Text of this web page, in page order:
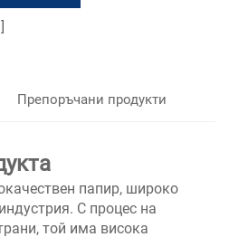
Препоръчани продукти
папир, широко
С процес на
той има висока